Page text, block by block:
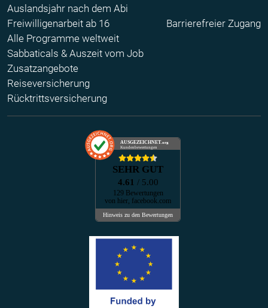
Auslandsjahr nach dem Abi
Freiwilligenarbeit ab 16
Alle Programme weltweit
Sabbaticals & Auszeit vom Job
Zusatzangebote
Reiseversicherung
Rücktrittsversicherung
Barrierefreier Zugang
AUSGEZEICHNET.org
Kundenbewertungen
SEHR GUT
4.61 / 5.00
129 Bewertungen
von hier, facebook.com
Hinweis zu den Bewertungen